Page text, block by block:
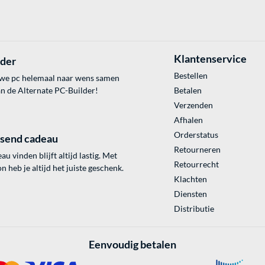
pc helemaal naar wens samen
de Alternate PC-Builder!
cadeau
vinden blijft altijd lastig. Met
heb je altijd het juiste geschenk.
Klantenservice
Bestellen
Betalen
Verzenden
Afhalen
Orderstatus
Retourneren
Retourrecht
Klachten
Diensten
Distributie
Eenvoudig betalen